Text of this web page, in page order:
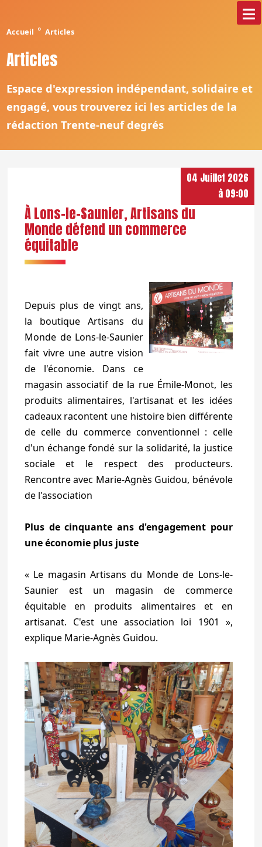
Accueil ° Articles
Articles
Espace d'expression indépendant, solidaire et
engagé, vous trouverez ici les articles de la
rédaction Trente-neuf degrés
04 Juillet 2026
à 09:00
À Lons-le-Saunier, Artisans du
Monde défend un commerce
équitable
Depuis plus de vingt ans,
la boutique Artisans du
Monde de Lons-le-Saunier
fait vivre une autre vision
de l'économie. Dans ce
magasin associatif de la rue Émile-Monot, les
produits alimentaires, l'artisanat et les idées
cadeaux racontent une histoire bien différente
de celle du commerce conventionnel : celle
d'un échange fondé sur la solidarité, la justice
sociale et le respect des producteurs.
Rencontre avec Marie-Agnès Guidou, bénévole
de l'association
Plus de cinquante ans d'engagement pour
une économie plus juste
« Le magasin Artisans du Monde de Lons-le-
Saunier est un magasin de commerce
équitable en produits alimentaires et en
artisanat. C'est une association loi 1901 »,
explique Marie-Agnès Guidou.